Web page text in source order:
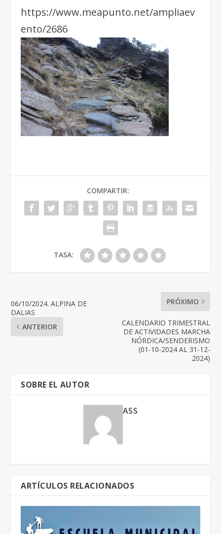
https://www.meapunto.net/ampliaev
ento/2686
COMPARTIR:
TASA:
06/10/2024. ALPINA DE
DALIAS
ANTERIOR
PRÓXIMO
CALENDARIO TRIMESTRAL
DE ACTIVIDADES MARCHA
NÓRDICA/SENDERISMO
(01-10-2024 AL 31-12-
2024)
SOBRE EL AUTOR
ASS
ARTÍCULOS RELACIONADOS